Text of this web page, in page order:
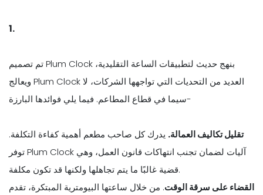
1.
تم تصميم Plum Clock بنهج حديث لتطبيقات الساعة التقليدية،
ويعالج Plum Clock العديد من التحديات التي تواجهها الشركات، لا
سيما في قطاع المطاعم. فيما يلي فوائدها البارزة-
تقليل تكاليف العمالة. يدرك كل صاحب مطعم أهمية كفاءة التكلفة.
توفر Plum Clock آليات لضمان تجنب انتهاكات قانون العمل، وهي
قضية غالبًا ما يتم تجاهلها ولكنها قد تكون مكلفة.
القضاء على سرقة الوقت. من خلال ساعتها البيومترية المبتكرة، تقدم